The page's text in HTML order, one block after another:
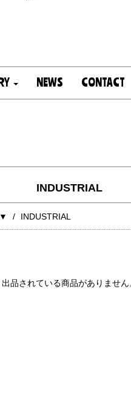
NEWS CONTACT
INDUSTRIAL
INDUSTRIAL
出品されている商品がありません